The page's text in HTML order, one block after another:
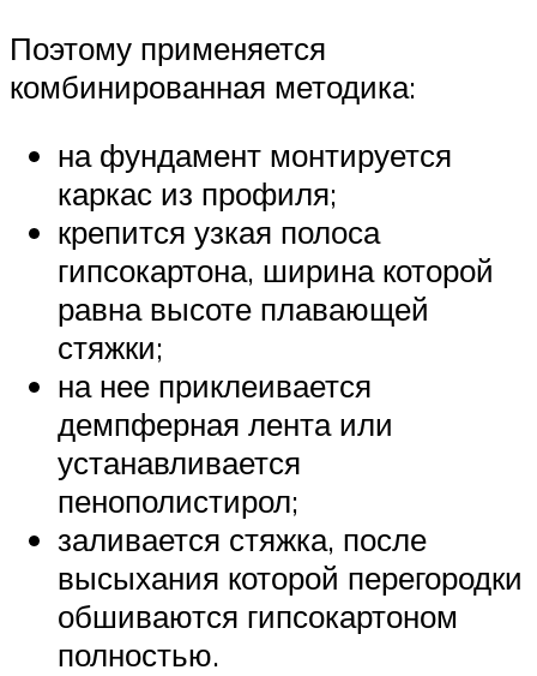
Поэтому применяется
комбинированная методика:
на фундамент монтируется
каркас из профиля;
крепится узкая полоса
гипсокартона, ширина которой
равна высоте плавающей
стяжки;
на нее приклеивается
демпферная лента или
устанавливается
пенополистирол;
заливается стяжка, после
высыхания которой перегородки
обшиваются гипсокартоном
полностью.